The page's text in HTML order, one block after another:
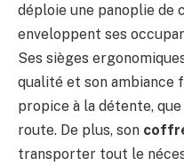
déploie une panoplie de
enveloppent ses
Ses sièges
qualité et son ambiance
propice à la détente,
route. De plus, son
transporter tout le